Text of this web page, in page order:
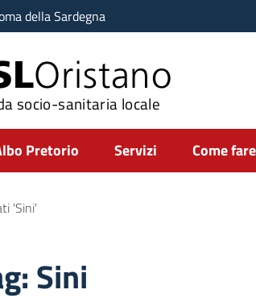
della Sardegna
Oristano
socio-sanitaria locale
Pretorio Servizi Come
'Sini'
Sini